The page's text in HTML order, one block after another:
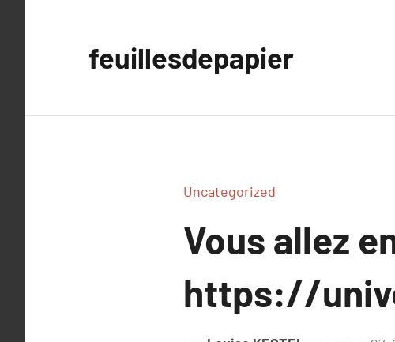
feuillesdepapier
Uncategorized
Vous allez
https://